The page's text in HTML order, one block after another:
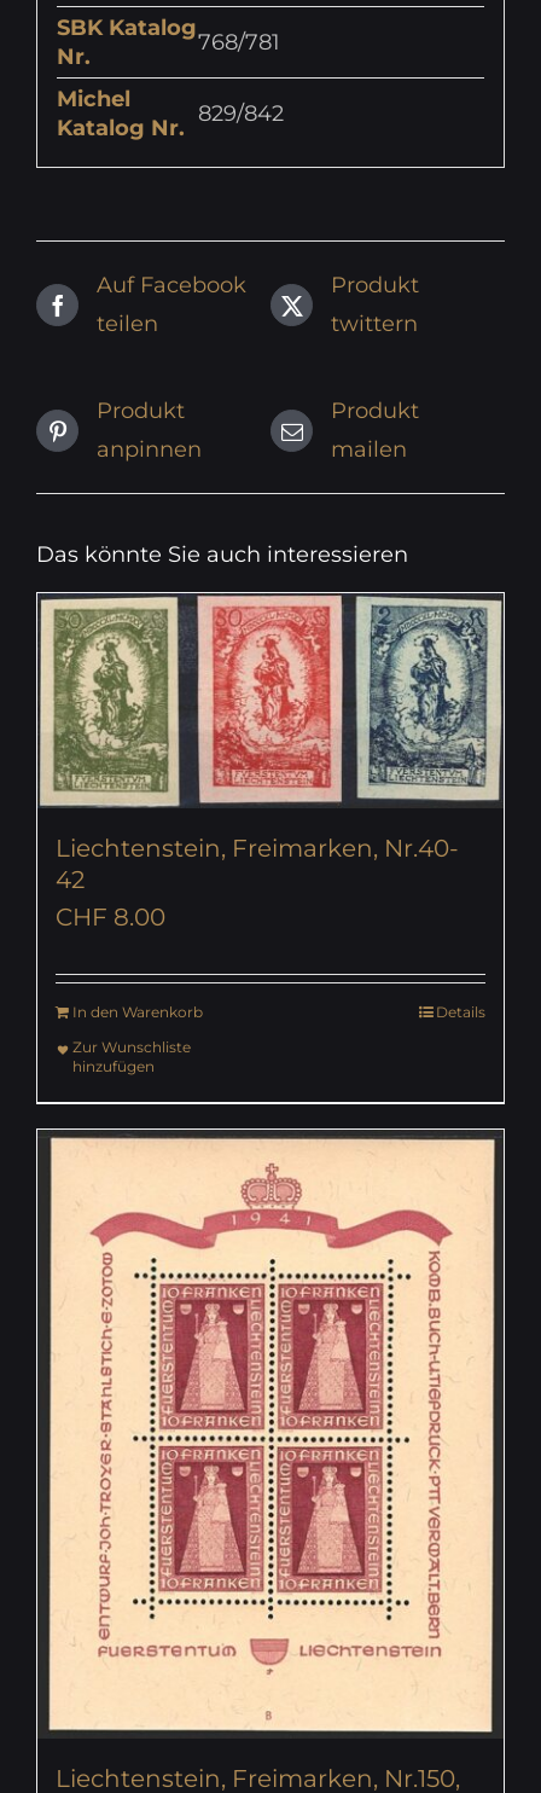
SBK Katalog
Nr.
768/781
Michel
Katalog Nr.
829/842
Auf Facebook
teilen
Produkt
twittern
Produkt
anpinnen
Produkt
mailen
Das könnte Sie auch interessieren
Liechtenstein, Freimarken, Nr.40-
42
CHF 8.00
In den Warenkorb
Details
Zur Wunschliste
hinzufügen
Liechtenstein, Freimarken, Nr.150,